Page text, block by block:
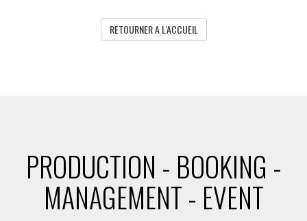
RETOURNER A L'ACCUEIL
PRODUCTION - BOOKING -
MANAGEMENT - EVENT